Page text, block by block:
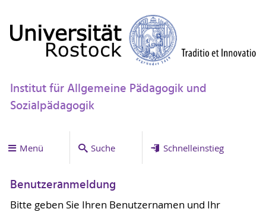
Institut für Allgemeine Pädagogik und
Sozialpädagogik
Menü Suche Schnelleinstieg
Benutzeranmeldung
Bitte geben Sie Ihren Benutzernamen und Ihr